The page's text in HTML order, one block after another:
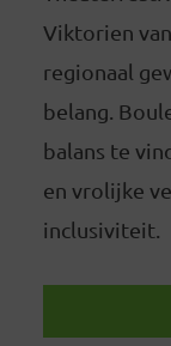
Viktorien
regionaal
belang.
balans te
en vrolijke
inclusiviteit.